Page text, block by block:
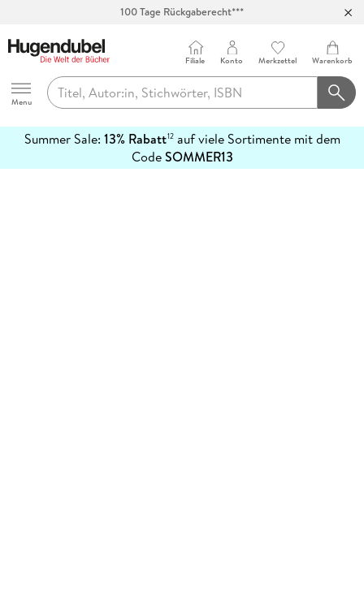
100 Tage Rückgaberecht***
Hugendubel
Menu
Filiale Konto Merkzettel Warenkorb
Summer Sale: 13% Rabatt12auf viele Sortimente mit dem
CodeSOMMER13
erfahren